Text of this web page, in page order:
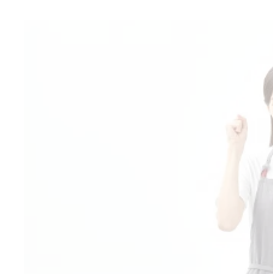
有給がつかない
家庭と両立する
働き方に合わせたパ
パートの働き方
短時間シフトで
家庭行事優先の